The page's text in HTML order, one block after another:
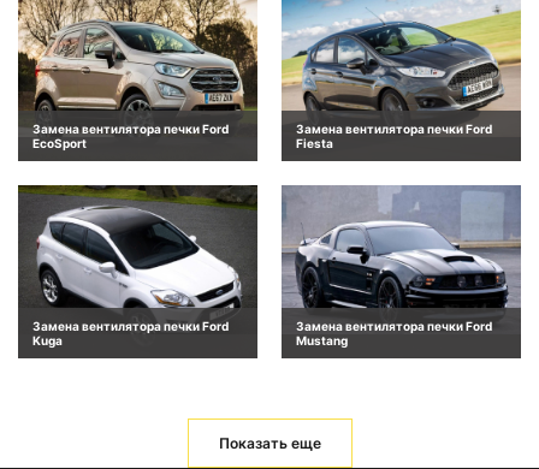
Замена вентилятора печки Ford
EcoSport
Замена вентилятора печки Ford
Fiesta
Замена вентилятора печки Ford
Kuga
Замена вентилятора печки Ford
Mustang
Показать еще